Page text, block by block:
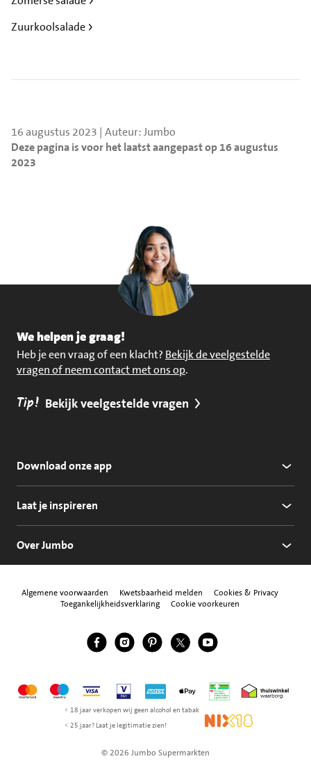
Zuurkoolsalade
16 augustus 2023 | Auteur: Jumbo
Deze pagina is voor het laatst aangepast op 16 augustus
2023
We helpen je graag!
Heb je een vraag of een klacht? Bekijk de veelgestelde
vragen of neem contact met ons op.
Tip! Bekijk veelgestelde vragen
Download onze app
Laat je inspireren
Over Jumbo
Algemene voorwaarden Kwetsbaarheid melden
Cookies & Privacy
Toegankelijkheidsverklaring
Cookie voorkeuren
Volg ons
Jumbo Facebook
Jumbo Instagram
Jumbo Pinterest
Jumbo Twitter
Jumbo YouTube
MastercardMaestroVisa Vpay American Express
Apple Pay Thuiswinkel
< 18 jaar verkopen wij geen alcohol en tabak
< 25 jaar? Laat je legitimatie zien!
NIX18
© 2026 Jumbo Supermarkten